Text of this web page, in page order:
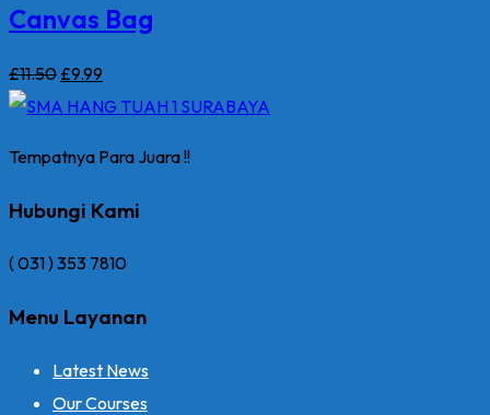
Canvas Bag
£11.50 Harga
aslinya
£11.50.
£9.99
saat
adalah:
£9.99.
Tempatnya Para Juara !!
Hubungi Kami
( 031 ) 353 7810
Menu Layanan
Latest News
Our Courses